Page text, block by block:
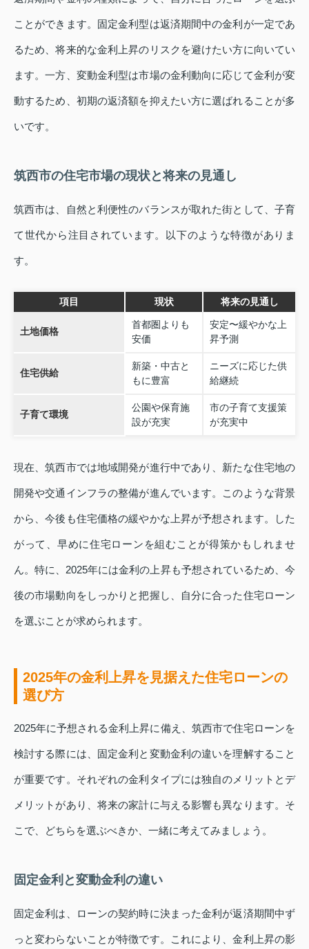
ことができます。固定金利型は返済期間中の金利が一定であ
るため、将来的な金利上昇のリスクを避けたい方に向いてい
ます。一方、変動金利型は市場の金利動向に応じて金利が変
動するため、初期の返済額を抑えたい方に選ばれることが多
いです。
筑西市の住宅市場の現状と将来の見通し
筑西市は、自然と利便性のバランスが取れた街として、子育
て世代から注目されています。以下のような特徴がありま
す。
項目 現状 将来の見通し
土地価格
首都圏よりも
安価
安定〜緩やかな上
昇予測
住宅供給
新築・中古と
もに豊富
ニーズに応じた供
給継続
子育て環境
公園や保育施
設が充実
市の子育て支援策
が充実中
現在、筑西市では地域開発が進行中であり、新たな住宅地の
開発や交通インフラの整備が進んでいます。このような背景
から、今後も住宅価格の緩やかな上昇が予想されます。した
がって、早めに住宅ローンを組むことが得策かもしれませ
ん。特に、2025年には金利の上昇も予想されているため、今
後の市場動向をしっかりと把握し、自分に合った住宅ローン
を選ぶことが求められます。
2025年の金利上昇を見据えた住宅ローンの
選び方
2025年に予想される金利上昇に備え、筑西市で住宅ローンを
検討する際には、固定金利と変動金利の違いを理解すること
が重要です。それぞれの金利タイプには独自のメリットとデ
メリットがあり、将来の家計に与える影響も異なります。そ
こで、どちらを選ぶべきか、一緒に考えてみましょう。
固定金利と変動金利の違い
固定金利は、ローンの契約時に決まった金利が返済期間中ず
っと変わらないことが特徴です。これにより、金利上昇の影